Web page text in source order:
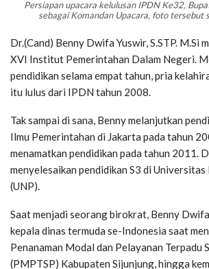
Persiapan upacara kelulusan IPDN Ke32,
sebagai Komandan Upacara, foto tersebut
Dr.(Cand) Benny Dwifa Yuswir, S.STP. M.Si
XVI Institut Pemerintahan Dalam Negeri.
pendidikan selama empat tahun, pria
itu lulus dari IPDN tahun 2008.
Tak sampai di sana, Benny melanjutkan
Ilmu Pemerintahan di Jakarta pada tahun
menamatkan pendidikan pada tahun 2011.
menyelesaikan pendidikan S3 di
(UNP).
Saat menjadi seorang birokrat, Benny
kepala dinas termuda se-Indonesia saat
Penanaman Modal dan Pelayanan Terpadu
(PMPTSP) Kabupaten Sijunjung, hingga